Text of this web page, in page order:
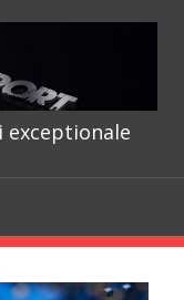
exceptionale